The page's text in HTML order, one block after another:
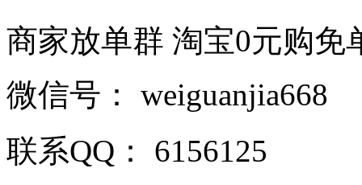
商家放单群 淘宝0元购免
微信号： weiguanjia668
联系QQ： 6156125